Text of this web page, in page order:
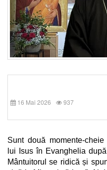
16 Mai 2026 937
Sunt două momente-
lui Isus în Evanghelia
Mântuitorul se ridică și